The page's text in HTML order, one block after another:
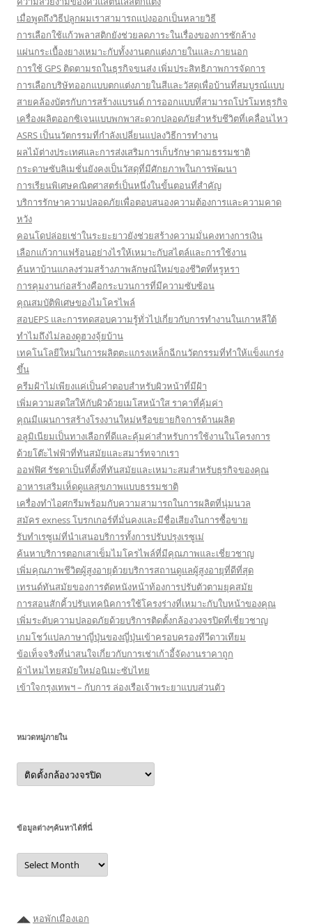
เมื่อพูดถึงวิธีปลูกผมเราสามารถแบ่งออกเป็นหลายวิธี
การเลือกใช้แก้วพลาสติกยังช่วยลดภาระในเรื่องของการซักล้าง
แผ่นกระเบื้องยางเหมาะกับทั้งงานตกแต่งภายในและภายนอก
การใช้ GPS ติดตามรถในธุรกิจขนส่ง เพิ่มประสิทธิภาพการจัดการ
การเลือกบริษัทออกแบบตกแต่งภายในสีและวัสดุเพื่อบ้านที่สมบูรณ์แบบ
สายคล้องบัตรกับการสร้างแบรนด์ การออกแบบที่สามารถโปรโมทธุรกิจ
เครื่องผลิตออกซิเจนแบบพกพาสะดวกปลอดภัยสำหรับชีวิตที่เคลื่อนไหว
ASRS เป็นนวัตกรรมที่กำลังเปลี่ยนแปลงวิธีการทำงาน
ผลไม้ต่างประเทศและการส่งเสริมการเก็บรักษาตามธรรมชาติ
กระดาษซับลิเมชั่นยังคงเป็นวัสดุที่มีศักยภาพในการพัฒนา
การเรียนพิเศษคณิตศาสตร์เป็นหนึ่งในขั้นตอนที่สำคัญ
บริการรักษาความปลอดภัยเพื่อตอบสนองความต้องการและความคาด
หวัง
คอนโดปล่อยเช่าในระยะยาวยังช่วยสร้างความมั่นคงทางการเงิน
เลือกแก้วกาแฟร้อนอย่างไรให้เหมาะกับสไตล์และการใช้งาน
ค้นหาบ้านแกลงร่วมสร้างภาพลักษณ์ใหม่ของชีวิตที่หรูหรา
การคุมงานก่อสร้างคือกระบวนการที่มีความซับซ้อน
คุณสมบัติพิเศษของไมโครไพล์
สอบEPS และการทดสอบความรู้ทั่วไปเกี่ยวกับการทำงานในเกาหลีใต้
ทำไมถึงไม่ลองดูฮวงจุ้ยบ้าน
เทคโนโลยีใหม่ในการผลิตตะแกรงเหล็กฉีกนวัตกรรมที่ทำให้แข็งแกร่ง
ขึ้น
ครีมฝ้าไม่เพียงแค่เป็นคำตอบสำหรับผิวหน้าที่มีฝ้า
เพิ่มความสดใสให้กับผิวด้วยเมโสหน้าใส ราคาที่คุ้มค่า
คุณมีแผนการสร้างโรงงานใหม่หรือขยายกิจการด้านผลิต
อลูมิเนียมเป็นทางเลือกที่ดีและคุ้มค่าสำหรับการใช้งานในโครงการ
ด้วยโต๊ะไฟฟ้าที่ทันสมัยและสมาร์ทจากเรา
ออฟฟิศ รัชดาเป็นที่ตั้งที่ทันสมัยและเหมาะสมสำหรับธุรกิจของคุณ
อาหารเสริมเห็ดดูแลสุขภาพแบบธรรมชาติ
เครื่องทำไอศกรีมพร้อมกับความสามารถในการผลิตที่นุ่มนวล
สมัคร exness โบรกเกอร์ที่มั่นคงและมีชื่อเสียงในการซื้อขาย
รับทำเรซูเม่ที่นำเสนอบริการทั้งการปรับปรุงเรซูเม่
ค้นหาบริการตอกเสาเข็มไมโครไพล์ที่มีคุณภาพและเชี่ยวชาญ
เพิ่มคุณภาพชีวิตผู้สูงอายุด้วยบริการสถานดูแลผู้สูงอายุที่ดีที่สุด
เทรนด์ทันสมัยของการตัดหนังหน้าท้องการปรับตัวตามยุคสมัย
การสอนสักคิ้วปรับเทคนิคการใช้โครงร่างที่เหมาะกับใบหน้าของคุณ
เพิ่มระดับความปลอดภัยด้วยบริการติดตั้งกล้องวงจรปิดที่เชี่ยวชาญ
เกมโชว์แปลภาษาญี่ปุ่นของญี่ปุ่นเข้าครอบครองทีวีดาวเทียม
ข้อเท็จจริงที่น่าสนใจเกี่ยวกับการเช่าเก้าอี้จัดงานราคาถูก
ผ้าไหมไทยสมัยใหม่อนิเมะซับไทย
เข้าใจกรุงเทพฯ – กับการ ล่องเรือเจ้าพระยาแบบส่วนตัว
หมวดหมู่ภายใน
หมวด
หมู่
ภายใน
ข้อมูลต่างๆค้นหาได้ที่นี่
ข้อมูล
ต่างๆ
ค้นหา
◢◣ หอพักเมืองเอก